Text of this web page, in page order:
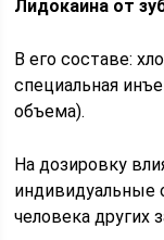
Лидокаина от
В его составе:
специальная
объема).
На дозировку
индивидуальные
человека других